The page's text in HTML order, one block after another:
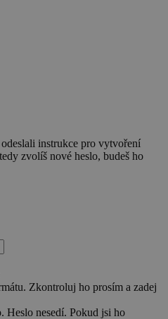
instrukce pro vytvoření
zvolíš nové heslo, budeš ho
Zkontroluj ho prosím a zadej
Heslo nesedí. Pokud jsi ho